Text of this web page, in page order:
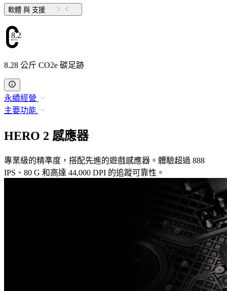
軟體 與 支援
8.28
8.28 公斤 CO2e 碳足跡
永續經營
主要功能
HERO 2 感應器
專業級的精準度，搭配先進的遊戲感應器。體驗超過 888
IPS、80 G 和高達 44,000 DPI 的追蹤可靠性。